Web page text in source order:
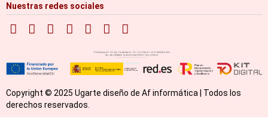
Nuestras redes sociales
Copyright © 2025 Ugarte diseño de Af informática | Todos los
derechos reservados.